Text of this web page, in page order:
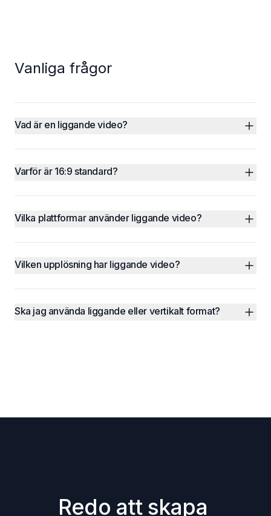
Vanliga frågor
Vad är en liggande video?
Varför är 16:9 standard?
Vilka plattformar använder liggande video?
Vilken upplösning har liggande video?
Ska jag använda liggande eller vertikalt format?
Redo att skapa